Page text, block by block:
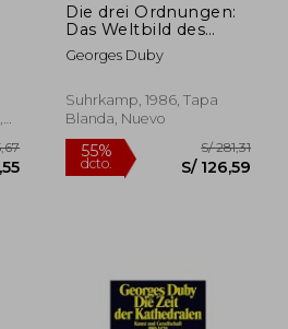
Die drei Ordnungen:
Das Weltbild des
Feudalismus (en
Alemán)
Georges Duby
Suhrkamp, 1986, Tapa
Blanda, Nuevo